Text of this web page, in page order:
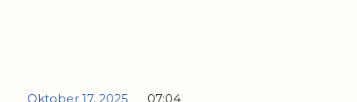
Oktober 17, 2025 07:04